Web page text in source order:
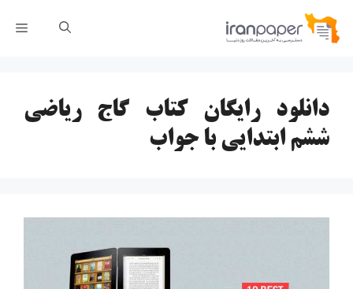
پرش
دانلود رایگان کتاب گاج ریاضی
ششم ابتدایی با جواب